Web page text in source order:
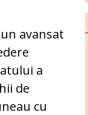
avansat
a
de
cu